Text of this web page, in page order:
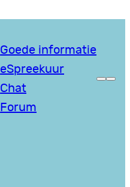
Goede informatie
eSpreekuur
Chat
Forum